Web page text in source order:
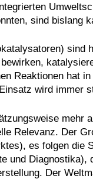
sind bislang
sind
Reaktionen hat
wird immer
mehr
Relevanz. Der
es folgen die
und Diagnostika),
Der